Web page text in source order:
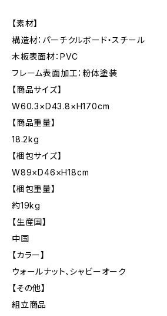
【素材】
構造材：パーチクルボード・スチール
木板表面材：PVC
フレーム表面加工：粉体塗装
【商品サイズ】
W60.3×D43.8×H170cm
【商品重量】
18.2kg
【梱包サイズ】
W89×D46×H18cm
【梱包重量】
約19kg
【生産国】
中国
【カラー】
ウォールナット、シャビーオーク
【その他】
組立商品